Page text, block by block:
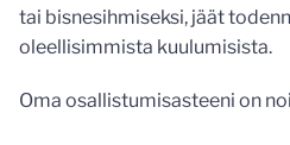
tai bisnesihmiseksi, jäät
oleellisimmista kuulumisista.
Oma osallistumisasteeni on